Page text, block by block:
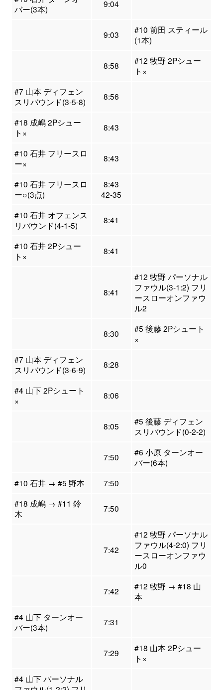
バー(3本)
9:04
9:03
#10 前田 スティール
(1本)
8:58
#12 牧野 2Pシュー
ト×
#7 山本 ディフェン
スリバウンド(3-5-8)
8:56
#18 成嶋 2Pシュー
ト×
8:43
#10 石井 フリースロ
ー×
8:43
#10 石井 フリースロ
ー○(3点)
8:43
42-35
#10 石井 オフェンス
リバウンド(4-1-5)
8:41
#10 石井 2Pシュー
ト×
8:41
8:41
#12 牧野 パーソナル
ファウル(3-1:2) フリ
ースローオンファウ
ル2
8:30
#5 後藤 2Pシュート
×
#7 山本 ディフェン
スリバウンド(3-6-9)
8:28
#4 山下 2Pシュート
×
8:06
8:05
#5 後藤 ディフェン
スリバウンド(0-2-2)
7:50
#6 小原 ターンオー
バー(6本)
#10 石井 → #5 野本
7:50
#18 成嶋 → #11 鈴
木
7:50
7:42
#12 牧野 パーソナル
ファウル(4-2:0) フリ
ースローオンファウ
ル0
7:42
#12 牧野 → #18 山
本
#4 山下 ターンオー
バー(3本)
7:31
7:29
#18 山本 2Pシュー
ト×
#4 山下 パーソナル